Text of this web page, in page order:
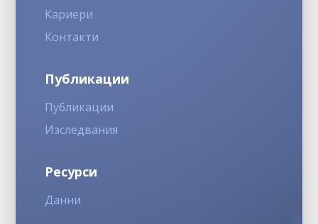
Кариери
Контакти
Публикации
Публикации
Изследвания
Ресурси
Данни